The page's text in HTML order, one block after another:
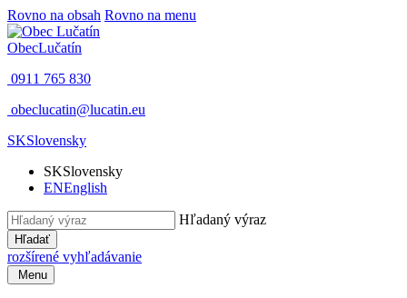
Rovno na obsah Rovno na menu
ObecLučatín
0911 765 830
obeclucatin@lucatin.eu
SKSlovensky
SKSlovensky
ENEnglish
Hľadaný výraz
Hľadať
rozšírené vyhľadávanie
Menu